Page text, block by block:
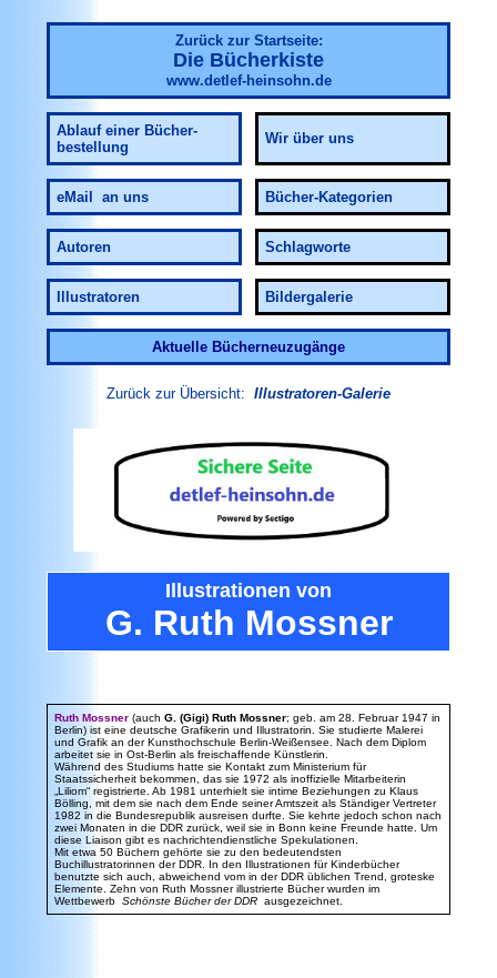
Zurück zur Startseite:
Die Bücherkiste
www.detlef-heinsohn.de
Ablauf einer Bücher-
bestellung
Wir über uns
eMail an uns Bücher-Kategorien
Autoren Schlagworte
Illustratoren Bildergalerie
Aktuelle Bücherneuzugänge
Zurück zur Übersicht: Illustratoren-Galerie
Illustrationen von
G. Ruth Mossner
Ruth Mossner (auch G. (Gigi) Ruth Mossner; geb. am 28. Februar 1947 in
Berlin) ist eine deutsche Grafikerin und Illustratorin. Sie studierte Malerei
und Grafik an der Kunsthochschule Berlin-Weißensee. Nach dem Diplom
arbeitet sie in Ost-Berlin als freischaffende Künstlerin.
Während des Studiums hatte sie Kontakt zum Ministerium für
Staatssicherheit bekommen, das sie 1972 als inoffizielle Mitarbeiterin
„Liliom“ registrierte. Ab 1981 unterhielt sie intime Beziehungen zu Klaus
Bölling, mit dem sie nach dem Ende seiner Amtszeit als Ständiger Vertreter
1982 in die Bundesrepublik ausreisen durfte. Sie kehrte jedoch schon nach
zwei Monaten in die DDR zurück, weil sie in Bonn keine Freunde hatte. Um
diese Liaison gibt es nachrichtendienstliche Spekulationen.
Mit etwa 50 Büchern gehörte sie zu den bedeutendsten
Buchillustratorinnen der DDR. In den Illustrationen für Kinderbücher
benutzte sich auch, abweichend vom in der DDR üblichen Trend, groteske
Elemente. Zehn von Ruth Mossner illustrierte Bücher wurden im
Wettbewerb Schönste Bücher der DDR ausgezeichnet.